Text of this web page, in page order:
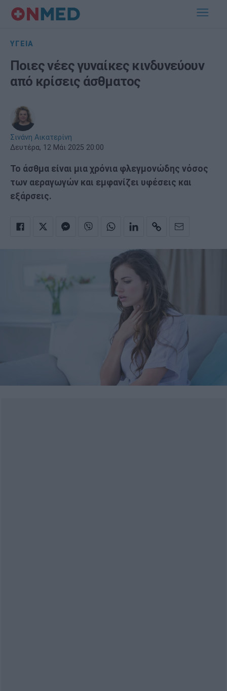
ΥΓΕΙΑ
Ποιες νέες γυναίκες κινδυνεύουν
από κρίσεις άσθματος
Σινάνη Αικατερίνη
Δευτέρα, 12 Μάι 2025 20:00
Το άσθμα είναι μια χρόνια φλεγμονώδης νόσος
των αεραγωγών και εμφανίζει υφέσεις και
εξάρσεις.